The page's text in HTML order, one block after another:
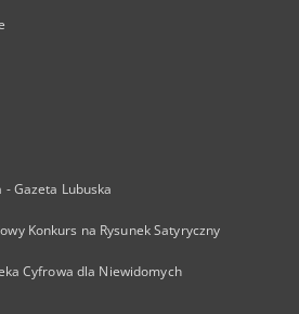
Gazeta Lubuska
Konkurs na Rysunek Satyryczny
Cyfrowa dla Niewidomych